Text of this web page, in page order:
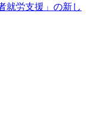
就労支援」の新し